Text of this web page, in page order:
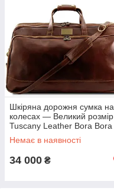
Шкіряна дорожня сумка на
колесах — Великий розмір
Tuscany Leather Bora Bora
TL3067 (Коричневий)
Немає в наявності
34 000 ₴